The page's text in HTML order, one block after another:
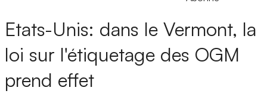
Etats-Unis: dans le Vermont, la
loi sur l'étiquetage des OGM
prend effet